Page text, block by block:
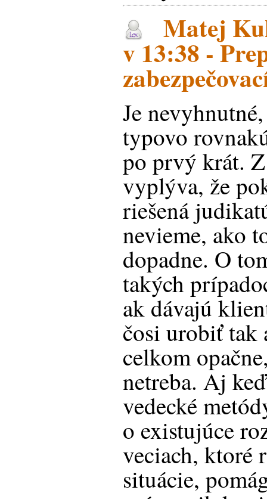
Matej
v 13:38 -
Je
typovo
po prvý krát.
vyplýva, že
riešená
nevieme, ako
dopadne. O
takých
ak dávajú
čosi urobiť tak
celkom
netreba. Aj
vedecké
o existujúce
veciach, ktoré
situácie,